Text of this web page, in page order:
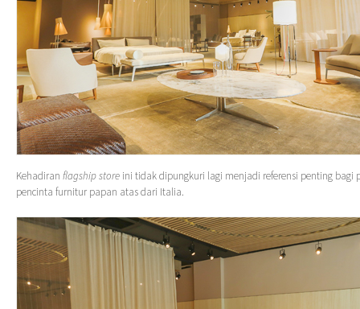
Kehadiran flagship store ini tidak dipungkuri lagi menjadi referensi penting bagi
pencinta furnitur papan atas dari Italia.